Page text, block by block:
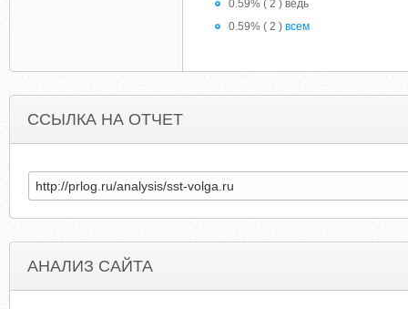
0.59% ( 2 ) ведь
0.59% ( 2 ) всем
ССЫЛКА НА ОТЧЕТ
АНАЛИЗ САЙТА